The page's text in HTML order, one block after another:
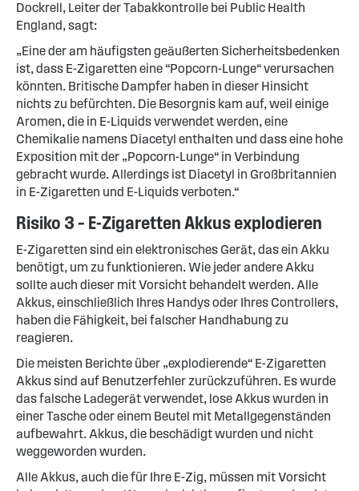
Dockrell, Leiter der Tabakkontrolle bei Public Health
England, sagt:
„Eine der am häufigsten geäußerten Sicherheitsbedenken
ist, dass E-Zigaretten eine “Popcorn-Lunge“ verursachen
könnten. Britische Dampfer haben in dieser Hinsicht
nichts zu befürchten. Die Besorgnis kam auf, weil einige
Aromen, die in E-Liquids verwendet werden, eine
Chemikalie namens Diacetyl enthalten und dass eine hohe
Exposition mit der „Popcorn-Lunge“ in Verbindung
gebracht wurde. Allerdings ist Diacetyl in Großbritannien
in E-Zigaretten und E-Liquids verboten.“
Risiko 3 – E-Zigaretten Akkus explodieren
E-Zigaretten sind ein elektronisches Gerät, das ein Akku
benötigt, um zu funktionieren. Wie jeder andere Akku
sollte auch dieser mit Vorsicht behandelt werden. Alle
Akkus, einschließlich Ihres Handys oder Ihres Controllers,
haben die Fähigkeit, bei falscher Handhabung zu
reagieren.
Die meisten Berichte über „explodierende“ E-Zigaretten
Akkus sind auf Benutzerfehler zurückzuführen. Es wurde
das falsche Ladegerät verwendet, lose Akkus wurden in
einer Tasche oder einem Beutel mit Metallgegenständen
aufbewahrt. Akkus, die beschädigt wurden und nicht
weggeworden wurden.
Alle Akkus, auch die für Ihre E-Zig, müssen mit Vorsicht